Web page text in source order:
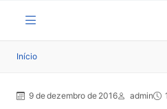
Início
9 de dezembro de 2016 admin